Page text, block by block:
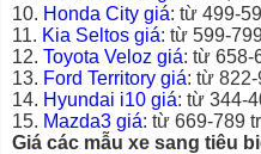
10. Honda City giá: từ 499-
11. Kia Seltos giá: từ 599-
12. Toyota Veloz giá: từ 658-
13. Ford Territory giá: từ
14. Hyundai i10 giá: từ 344-
15. Mazda3 giá: từ 669-789
Giá các mẫu xe sang tiêu